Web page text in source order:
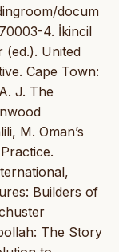
docum
4. İkincil
(ed.). United
Cape Town:
J. The
M. Oman’s
Builders of
The Story